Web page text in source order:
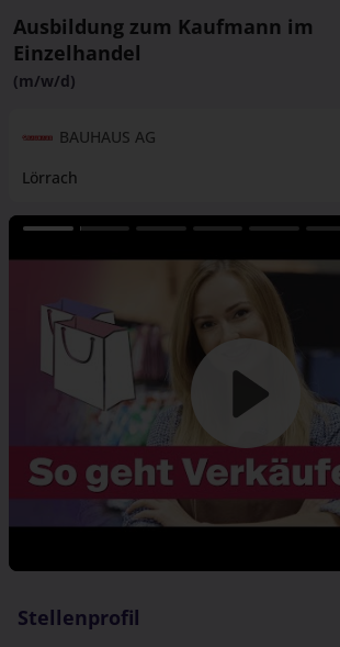
Ausbildung zum Kaufmann im
Einzelhandel
(m/w/d)
BAUHAUS AG
Lörrach
Stellenprofil